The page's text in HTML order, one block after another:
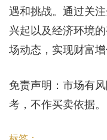
遇和挑战。通过关
兴起以及经济环境
场动态，实现财富增
免责声明：市场有
考，不作买卖依据。